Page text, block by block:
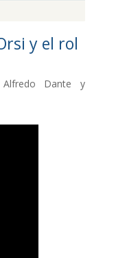
y el rol
Dante y